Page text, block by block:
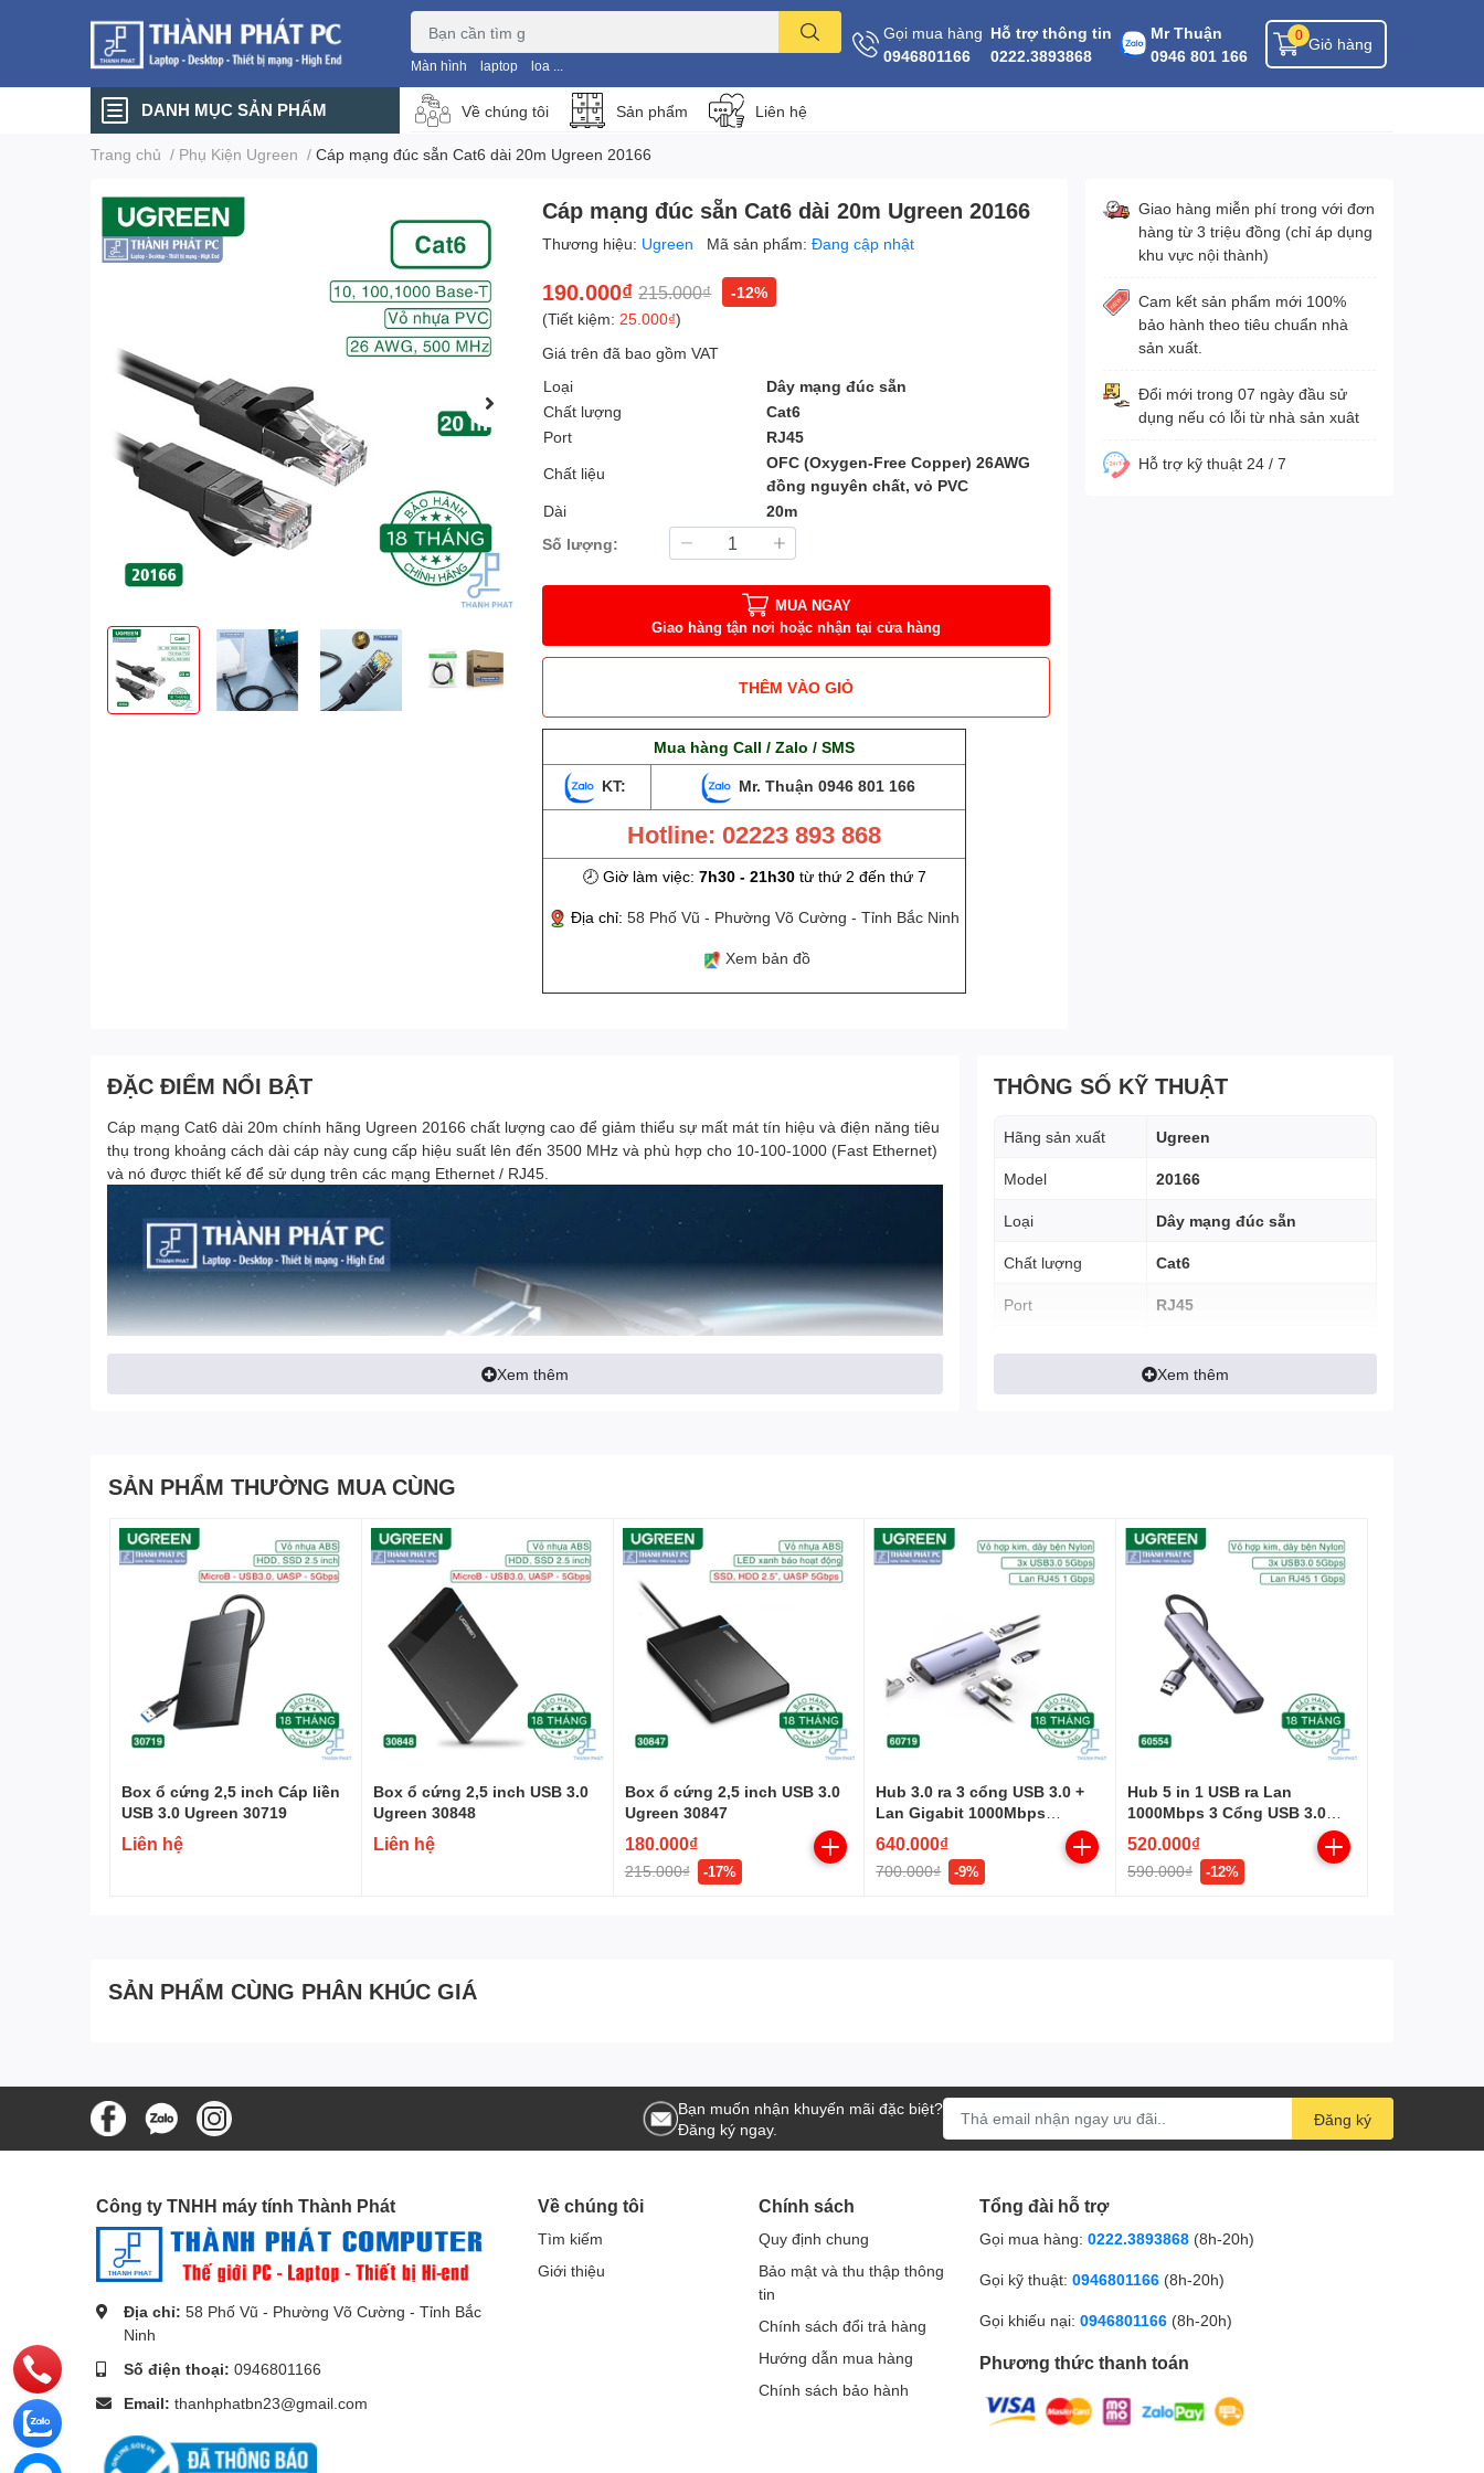
Màn hình laptop loa ...
Gọi mua hàng
0946801166
Hỗ trợ thông tin
0222.3893868
Mr Thuận
0946 801 166
Giỏ hàng
0
DANH MỤC SẢN PHẨM Về chúng tôi Sản phẩm Liên hệ
Trang chủ / Phụ Kiện Ugreen / Cáp mạng đúc sẵn Cat6 dài 20m Ugreen 20166
Cáp mạng đúc sẵn Cat6 dài 20m Ugreen 20166
Thương hiệu: Ugreen Mã sản phẩm:Đang cập nhật
190.000₫ 215.000₫
-12%
(Tiết kiệm: 25.000₫)
Giá trên đã bao gồm VAT
Loại
Dây mạng đúc sẵn
Chất lượng
Cat6
Port
RJ45
Chất liệu
OFC (Oxygen-Free Copper) 26AWG
đồng nguyên chất, vỏ PVC
Dài
20m
Số lượng:
MUA NGAY
Giao hàng tận nơi hoặc nhận tại cửa hàng
THÊM VÀO GIỎ
Mua hàng Call / Zalo / SMS
KT: Mr. Thuận0946 801 166
Hotline: 02223 893 868
🕗 Giờ làm việc: 7h30 - 21h30từ thứ 2 đến thứ 7
Địa chỉ:58 Phố Vũ - Phường Võ Cường - Tỉnh Bắc Ninh
Xem bản đồ
Giao hàng miễn phí trong với đơn
hàng từ 3 triệu đồng (chỉ áp dụng
khu vực nội thành)
Cam kết sản phẩm mới 100%
bảo hành theo tiêu chuẩn nhà
sản xuất.
Đổi mới trong 07 ngày đầu sử
dụng nếu có lỗi từ nhà sản xuât
Hỗ trợ kỹ thuật 24 / 7
ĐẶC ĐIỂM NỔI BẬT
Cáp mạng Cat6 dài 20m chính hãng Ugreen 20166 chất lượng cao để giảm thiểu sự mất mát tín hiệu và điện năng tiêu
thụ trong khoảng cách dài cáp này cung cấp hiệu suất lên đến 3500 MHz và phù hợp cho 10-100-1000 (Fast Ethernet)
và nó được thiết kế để sử dụng trên các mạng Ethernet / RJ45.
Kết hợp hoàn hảo với mạng lưới 10, 100,1000 Base-T
Xem thêm
THÔNG SỐ KỸ THUẬT
Hãng sản xuất Ugreen
Model 20166
Loại Dây mạng đúc sẵn
Chất lượng Cat6
Port RJ45
26AWG đồng nguyên
chất, vỏ PVC
Xem thêm
SẢN PHẨM THƯỜNG MUA CÙNG
Box ổ cứng 2,5 inch Cáp liền
USB 3.0 Ugreen 30719
Liên hệ
Box ổ cứng 2,5 inch USB 3.0
Ugreen 30848
Liên hệ
Box ổ cứng 2,5 inch USB 3.0
Ugreen 30847
180.000₫
215.000₫ -17%
Hub 3.0 ra 3 cổng USB 3.0 +
Lan Gigabit 1000Mbps
Ugreen 60719
640.000₫
700.000₫ -9%
Hub 5 in 1 USB ra Lan
1000Mbps 3 Cổng USB 3.0
Ugreen 60554
520.000₫
590.000₫ -12%
SẢN PHẨM CÙNG PHÂN KHÚC GIÁ
Bạn muốn nhận khuyến mãi đặc biệt?
Đăng ký ngay.
Đăng ký
Công ty TNHH máy tính Thành Phát
Địa chỉ: 58 Phố Vũ - Phường Võ Cường - Tỉnh Bắc
Ninh
Số điện thoại: 0946801166
Email: thanhphatbn23@gmail.com
Về chúng tôi
Tìm kiếm
Giới thiệu
Chính sách
Quy định chung
Bảo mật và thu thập thông
tin
Chính sách đổi trả hàng
Hướng dẫn mua hàng
Chính sách bảo hành
Tổng đài hỗ trợ
Gọi mua hàng: 0222.3893868 (8h-20h)
Gọi kỹ thuật: 0946801166 (8h-20h)
Gọi khiếu nại: 0946801166 (8h-20h)
Phương thức thanh toán